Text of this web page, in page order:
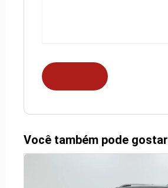
Você também pode gostar